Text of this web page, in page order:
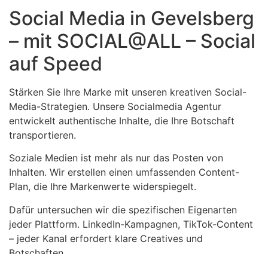
Social Media in Gevelsberg
– mit SOCIAL@ALL – Social
auf Speed
Stärken Sie Ihre Marke mit unseren kreativen Social-
Media-Strategien. Unsere Socialmedia Agentur
entwickelt authentische Inhalte, die Ihre Botschaft
transportieren.
Soziale Medien ist mehr als nur das Posten von
Inhalten. Wir erstellen einen umfassenden Content-
Plan, die Ihre Markenwerte widerspiegelt.
Dafür untersuchen wir die spezifischen Eigenarten
jeder Plattform. LinkedIn-Kampagnen, TikTok-Content
– jeder Kanal erfordert klare Creatives und